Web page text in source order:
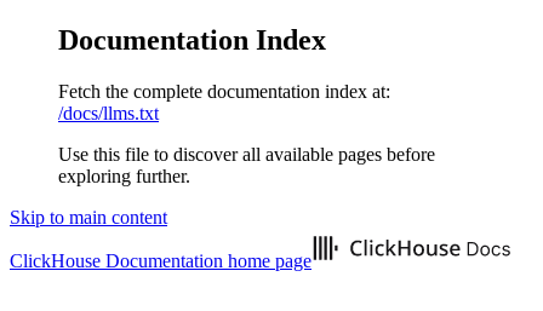
Documentation Index
Fetch the complete documentation index at:
/docs/llms.txt
Use this file to discover all available pages before
exploring further.
Skip to main content
ClickHouse Documentation home page